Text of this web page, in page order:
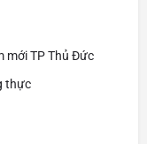
mới TP Thủ Đức
thực